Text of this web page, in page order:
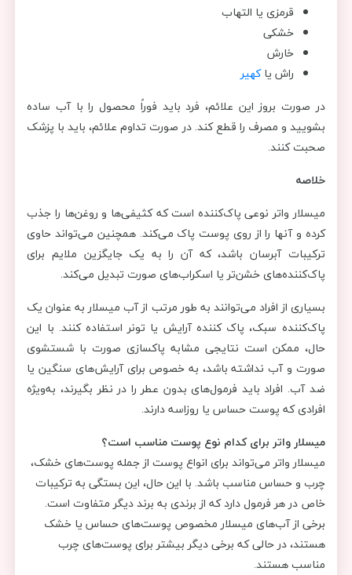
قرمزی یا التهاب
خشکی
خارش
راش یاکهیر
در صورت بروز این علائم، فرد باید فوراً محصول را با آب ساده
بشویید و مصرف را قطع کند. در صورت تداوم علائم، باید با پزشک
صحبت کنند.
خلاصه
میسلار واتر نوعی پاک‌کننده است که کثیفی‌ها و روغن‌ها را جذب
کرده و آنها را از روی پوست پاک می‌کند. همچنین می‌تواند حاوی
ترکیبات آبرسان باشد، که آن را به یک جایگزین ملایم برای
پاک‌کننده‌های خشن‌تر یا اسکراب‌های صورت تبدیل می‌کند.
بسیاری از افراد می‌توانند به طور مرتب از آب میسلار به عنوان یک
پاک‌کننده سبک، پاک کننده آرایش یا تونر استفاده کنند. با این
حال، ممکن است نتایجی مشابه پاکسازی صورت با شستشوی
صورت و آب نداشته باشد، به خصوص برای آرایش‌های سنگین یا
ضد آب. افراد باید فرمول‌های بدون عطر را در نظر بگیرند، به‌ویژه
افرادی که پوست حساس یا روزاسه دارند.
میسلار واتر برای کدام نوع پوست مناسب است؟
میسلار واتر می‌تواند برای انواع پوست از جمله پوست‌های خشک،
چرب و حساس مناسب باشد. با این حال، این بستگی به ترکیبات
خاص در هر فرمول دارد که از برندی به برند دیگر متفاوت است.
برخی از آب‌های میسلار مخصوص پوست‌های حساس یا خشک
هستند، در حالی که برخی دیگر بیشتر برای پوست‌های چرب
مناسب هستند.